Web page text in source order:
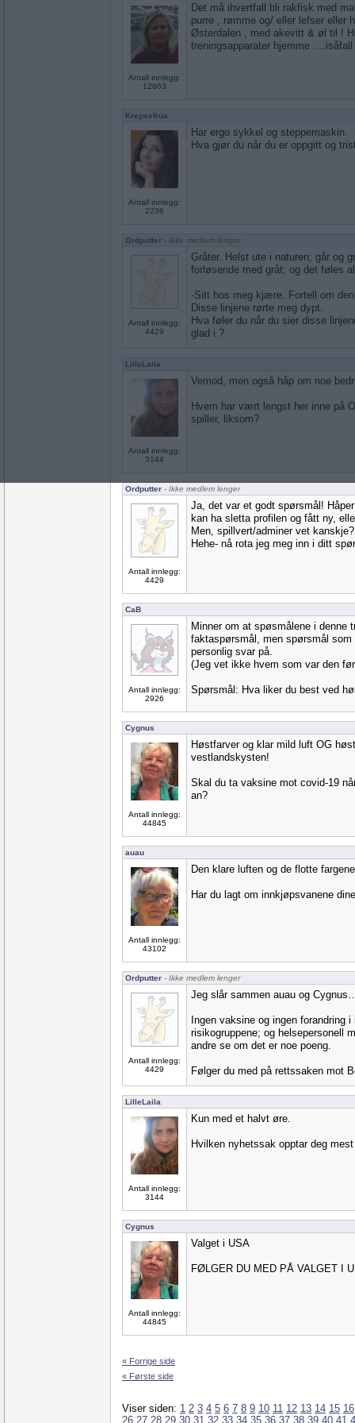
Antall innlegg:
12863
Det må ihvertfall bli rakfisk med
purre , rømme og/ eller lefser eller
Østerdalen , med akevitt & øl til !
treningsapparater hjemme
Krepsefrua
Antall innlegg:
2236
Har ergo sykkel og steppemaskin.
Hva gjør du når du er oppgitt og
Ordputter - Ikke medlem lenger
Antall innlegg:
4429
Gråter. Helst ute i naturen; går og
forløsende med gråt; og det føles
-Sitt hos meg kjære. Fortell om
Disse linjene rørte meg dypt.
Hva føler du når du sier disse
glad i ?
LilleLaila
Antall innlegg:
3144
Vemod, men også håp om noe
Hvem har vært lengst her inne på
spiller, liksom?
Ordputter - Ikke medlem lenger
Antall innlegg:
4429
Ja, det var et godt spørsmål!
kan ha sletta profilen og fått ny,
Men, spillvert/adminer vet kanskje?
Hehe- nå rota jeg meg inn i ditt
CaB
Antall innlegg:
2926
Minner om at spøsmålene i denne
faktaspørsmål, men spørsmål
personlig svar på.
(Jeg vet ikke hvem som var den
Spørsmål: Hva liker du best ved
Cygnus
Antall innlegg:
44845
Høstfarver og klar mild luft OG
vestlandskysten!
Skal du ta vaksine mot covid-19
an?
auau
Antall innlegg:
43102
Den klare luften og de flotte
Har du lagt om innkjøpsvanene
Ordputter - Ikke medlem lenger
Antall innlegg:
4429
Jeg slår sammen auau og
Ingen vaksine og ingen forandring
risikogruppene; og helsepersonell
andre se om det er noe poeng.
Følger du med på rettssaken mot
LilleLaila
Antall innlegg:
3144
Kun med et halvt øre.
Hvilken nyhetssak opptar deg
Cygnus
Antall innlegg:
44845
Valget i USA
FØLGER DU MED PÅ VALGET I
« Forrige side
« Første side
Viser siden: 1 2 3 4 5 6 7 8 9 10 11 12 13 14 15 16
26 27 28 29 30 31 32 33 34 35 36 37 38 39 40 41